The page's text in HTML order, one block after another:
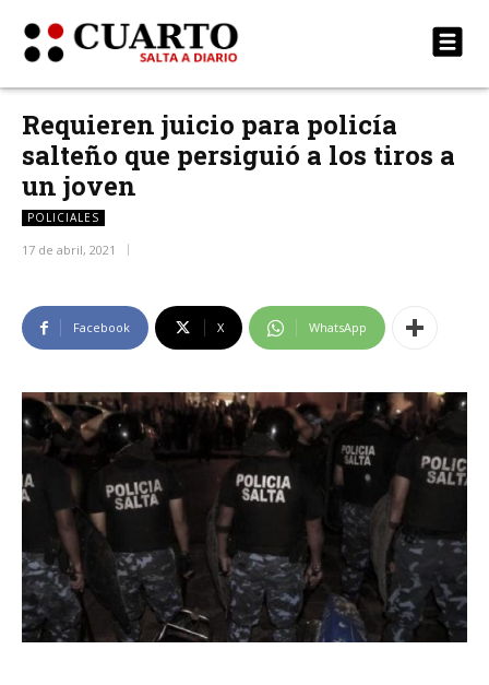
Requieren juicio para policía
salteño que persiguió a los tiros a
un joven
POLICIALES
17 de abril, 2021
Facebook X WhatsApp